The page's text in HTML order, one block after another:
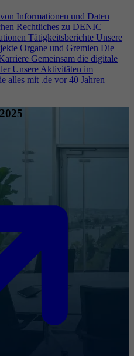
Informationen und Daten
Rechtliches zu DENIC
Tätigkeitsberichte Unsere
Organe und Gremien Die
Gemeinsam die digitale
Unsere Aktivitäten im
alles mit .de vor 40 Jahren